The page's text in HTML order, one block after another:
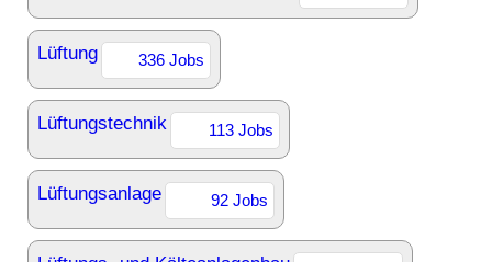
Lüftung 336 Jobs
Lüftungstechnik 113 Jobs
Lüftungsanlage 92 Jobs